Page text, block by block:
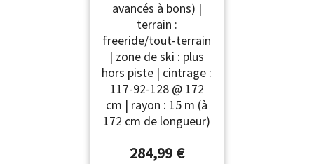
avancés à bons) |
terrain :
freeride/tout-terrain
| zone de ski : plus
hors piste | cintrage :
117-92-128 @ 172
cm | rayon : 15 m (à
172 cm de longueur)
284,99 €